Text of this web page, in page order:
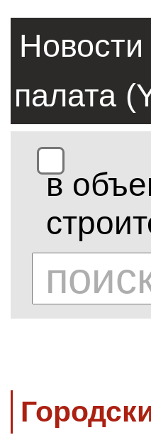
Новости
палата
в